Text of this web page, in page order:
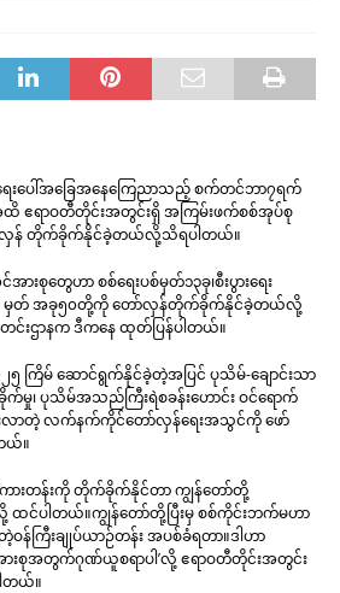
ေးပေါ်အခြေအနေကြေညာသည့် စက်တင်ဘာ၇ရက်
ထိ ဧရာဝတီတိုင်းအတွင်းရှိ အကြမ်းဖက်စစ်အုပ်စု
လှန် တိုက်ခိုက်နိုင်ခဲ့တယ်လို့သိရပါတယ်။
းစုတွေဟာ စစ်ရေးပစ်မှတ်၁၃ခု၊စီးပွားရေး
စ် မှတ် အခု၅၀တို့ကို တော်လှန်တိုက်ခိုက်နိုင်ခဲ့တယ်လို့
င်းဌာနက ဒီကနေ ထုတ်ပြန်ပါတယ်။
ကြိမ် ဆောင်ရွက်နိုင်ခဲ့တဲ့အပြင် ပုသိမ်-ချောင်းသာ
က်မှု၊ ပုသိမ်အသည်ကြီးရဲစခန်းဟောင်း ဝင်ရောက်
းလာတဲ့ လက်နက်ကိုင်တော်လှန်ရေးအသွင်ကို ဖော်
ယ်။
ားတန်းကို တိုက်ခိုက်နိုင်တာ ကျွန်တော်တို့
င်ပါတယ်။ကျွန်တော်တို့ပြီးမှ စစ်ကိုင်းဘက်မဟာ
တဲ့ဝန်ကြီးချုပ်ယာဉ်တန်း အပစ်ခံရတာ။ဒါဟာ
ားစုအတွက်ဂုဏ်ယူစရာပါ’လို့ ဧရာဝတီတိုင်းအတွင်း
တယ်။